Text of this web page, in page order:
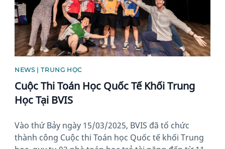
NEWS | TRUNG HỌC
Cuộc Thi Toán Học Quốc Tế Khối Trung
Học Tại BVIS
Vào thứ Bảy ngày 15/03/2025, BVIS đã tổ chức
thành công Cuộc thi Toán học Quốc tế khối Trung